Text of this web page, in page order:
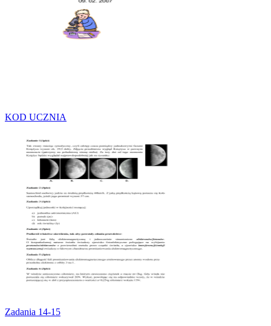
KOD UCZNIA
Zadania 14-15